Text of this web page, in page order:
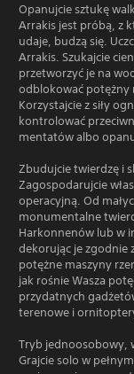
Opanujcie sztukę
Arrakis jest próbą, z
udaje, budzą się.
Arrakis. Szukajcie
przetworzyć je na
odblokować potężny
Korzystajcie z siły
kontrolować
mentatów albo
Zbudujcie twierdzę i
Zagospodarujcie
operacyjną. Od
monumentalne
Harkonnenów lub w
dekorując je zgodnie
potężne maszyny
jak rośnie Wasza
przydatnych
terenowe i
Tryb jednoosobowy,
Grajcie solo w